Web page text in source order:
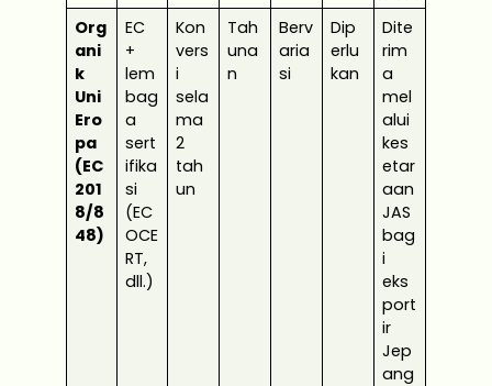
Org
ani
k
Uni
Ero
pa
(EC
201
8/8
48)
EC
+
lem
bag
a
sert
ifika
si
(EC
OCE
RT,
dll.)
Kon
vers
i
sela
ma
2
tah
un
Tah
una
n
Berv
aria
si
Dip
erlu
kan
Dite
rim
a
mel
alui
kes
etar
aan
JAS
bag
i
eks
port
ir
Jep
ang